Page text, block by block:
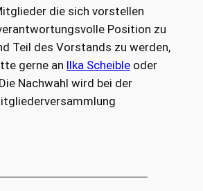
die sich vorstellen
Position zu
Teil des Vorstands zu werden,
gerne an Ilka Scheibleoder
Nachwahl wird bei der